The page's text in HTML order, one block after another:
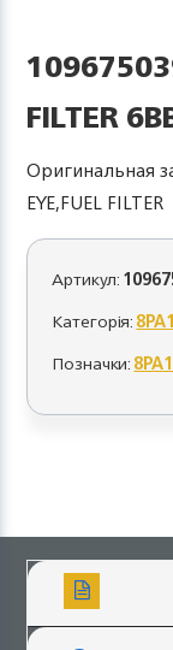
FILTER
Оригинальная
EYE,FUEL FILTER
Артикул:
Категорія:
Позначки:8PA1